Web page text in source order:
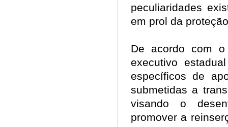
peculiaridades
em prol da
De acordo com
executivo
específicos de
submetidas a
visando o
promover a